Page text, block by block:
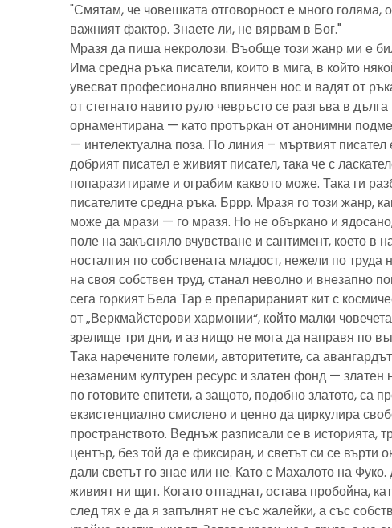
"Смятам, че човешката отговорност е много
важният фактор. Знаете ли, не вярвам в Бог."
Мразя да пиша некролози. Въобще този жанр ми е
Има средна ръка писатели, които в мига, в който
увесват професионално впиянчен нос и вадят от
от стегнато навито руло чевръсто се разгъва в дълга
орнаментирана — като протъркан от анонимни
— интелектуална поза. По линия – мъртвият писател
добрият писател е живият писател, така че с
попаразитираме и ограбим каквото може. Така ги
писателите средна ръка. Бррр. Мразя го този жанр,
може да мрази — го мразя. Но не объркано и
поле на закъсняло вчувстване и сантимент, което в
носталгия по собствената младост, нежели по труда
на своя собствен труд, станал неволно и внезапно
сега горкият Бела Тар е препарираният кит с
от „Веркмайстерови хармонии“, който малки
зрелище три дни, и аз нищо не мога да направя по
Така наречените големи, авторитетите, са
незаменим културен ресурс и златен фонд — златен
по готовите епитети, а защото, подобно златото, са
екзистенциално смислено и ценно да циркулира
пространството. Веднъж разписали се в историята,
център, без той да е фиксиран, и светът си се върти
дали светът го знае или не. Като с Махалото на
живият ни щит. Когато отпаднат, остава пробойна,
след тях е да я запълнят не със жалейки, а със